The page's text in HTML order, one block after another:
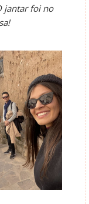
jantar foi no